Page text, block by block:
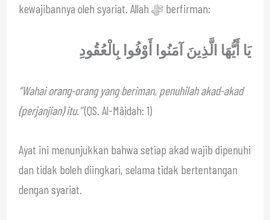
kewajibannya oleh syariat. Allah ﷻ berfirman:
يَا أَيُّهَا الَّذِينَ آمَنُوا أَوْفُوا بِالْعُقُودِ
“Wahai orang-orang yang beriman, penuhilah akad-akad
(perjanjian) itu.”(QS. Al-Māidah: 1)
Ayat ini menunjukkan bahwa setiap akad wajib dipenuhi
dan tidak boleh diingkari, selama tidak bertentangan
dengan syariat.